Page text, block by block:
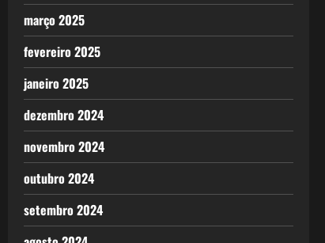
março 2025
fevereiro 2025
janeiro 2025
dezembro 2024
novembro 2024
outubro 2024
setembro 2024